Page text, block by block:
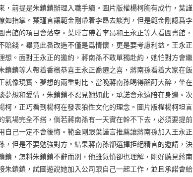
，前提是朱鎖鎖辦理入職手續。圖片版權楊柯胸有成竹，葉謹
如指掌。葉瑾言讓範金剛帶着李昂去談判，但是範金剛認爲李
館的項目會落空。葉瑾言帶着李昂和王永正等人看圖書館，
賠錢。畢竟此番改造不僅是爲情懷，更是要考慮利益。王永正
想。面對王永正的邀約，蔣南孫不敢單獨赴約，她怕對方會繼
鎖鎖等人帶着香檳恭喜王永正喬遷之喜，蔣南孫看着大家在飯
就像現實、夢想的兩重對比。當晚蔣南孫喝得酩酊大醉，坐在
夢想和愛情，朱鎖鎖不忍見她如此，承諾會永遠陪在身邊。次
柯，正巧看到楊柯在發表狼性文化的理念。圖片版權楊柯坦言
氣場完全不搭，倘若蔣南孫有一天實在幹不下去，必須要提前
自己一定不會後悔。範金剛跟葉謹言推薦讓蔣南孫加入王永正
，但是不要勉強對方。結果蔣南孫卻選擇拒絕精言的邀請，決
鎖，怎料朱鎖鎖不辭而別，他雖氣憤卻也理解，剛好聽見蔣南
朱鎖鎖，試圖遊說她加入公司跟自己一起工作，並且承諾會給